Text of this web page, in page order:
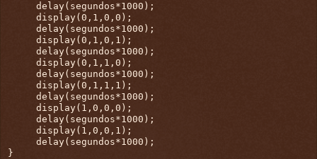
     delay(segundos*1000);
     display(0,1,0,0);
     delay(segundos*1000);
     display(0,1,0,1);
     delay(segundos*1000);
     display(0,1,1,0);
     delay(segundos*1000);
     display(0,1,1,1);
     delay(segundos*1000);
     display(1,0,0,0);
     delay(segundos*1000);
     display(1,0,0,1);
     delay(segundos*1000);
}